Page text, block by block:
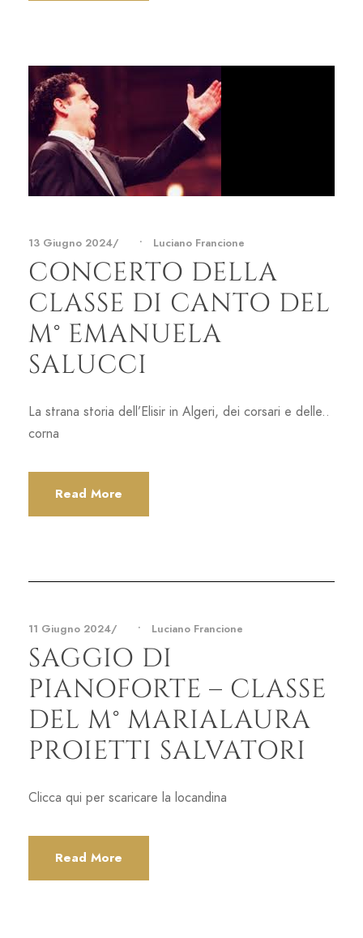
13 Giugno 2024 • Luciano Francione
CONCERTO DELLA
CLASSE DI CANTO DEL
M° EMANUELA
SALUCCI
La strana storia dell’Elisir in Algeri, dei corsari e delle..
corna
Read More
11 Giugno 2024 • Luciano Francione
SAGGIO DI
PIANOFORTE – CLASSE
DEL M° MARIALAURA
PROIETTI SALVATORI
Clicca qui per scaricare la locandina
Read More